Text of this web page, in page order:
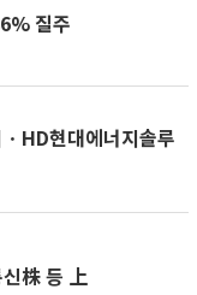
질주
HD현대에너지솔루
株 등 上